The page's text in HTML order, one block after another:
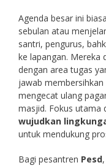
Agenda besar ini
sebulan atau
santri, pengurus,
ke lapangan. Mereka
dengan area tugas
jawab
mengecat ulang
masjid. Fokus utama
wujudkan
untuk mendukung
Bagi pesantren Pesd